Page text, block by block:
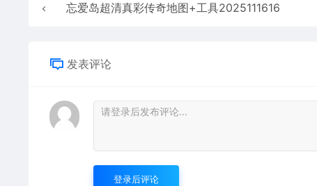
忘爱岛超清真彩传奇地图+工具2025111616
发表评论
登录后评论